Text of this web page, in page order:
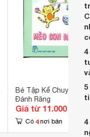
Bé Tập Kể Chuyện -
Đánh Răng
Giá từ 11.000 đ
Có 4 nơi bán
4